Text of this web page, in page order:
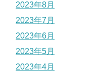
2023年8月
2023年7月
2023年6月
2023年5月
2023年4月